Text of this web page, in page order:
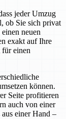
jeder Umzug
ob Sie sich privat
neuen
exakt auf Ihre
einen
können.
Seite profitieren
auch von einer
einer Hand –